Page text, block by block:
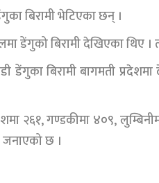
बिरामी भेटिएका छन् ।
डेंगुको बिरामी देखिएका थिए
डेंगुका बिरामी बागमती
२६१, गण्डकीमा ४०९,
छ ।